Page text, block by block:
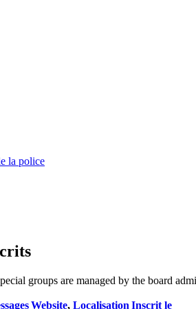
la police
groups are managed by the board
Website, Localisation Inscrit le